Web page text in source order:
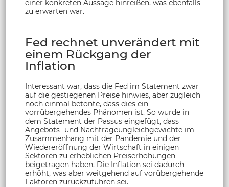
einer konkreten Aussage hinreißen, was ebenfalls
zu erwarten war.
Fed rechnet unverändert mit
einem Rückgang der
Inflation
Interessant war, dass die Fed im Statement zwar
auf die gestiegenen Preise hinwies, aber zugleich
noch einmal betonte, dass dies ein
vorrübergehendes Phänomen ist. So wurde in
dem Statement der Passus eingefügt, dass
Angebots- und Nachfrageungleichgewichte im
Zusammenhang mit der Pandemie und der
Wiedereröffnung der Wirtschaft in einigen
Sektoren zu erheblichen Preiserhöhungen
beigetragen haben. Die Inflation sei dadurch
erhöht, was aber weitgehend auf vorübergehende
Faktoren zurückzuführen sei.